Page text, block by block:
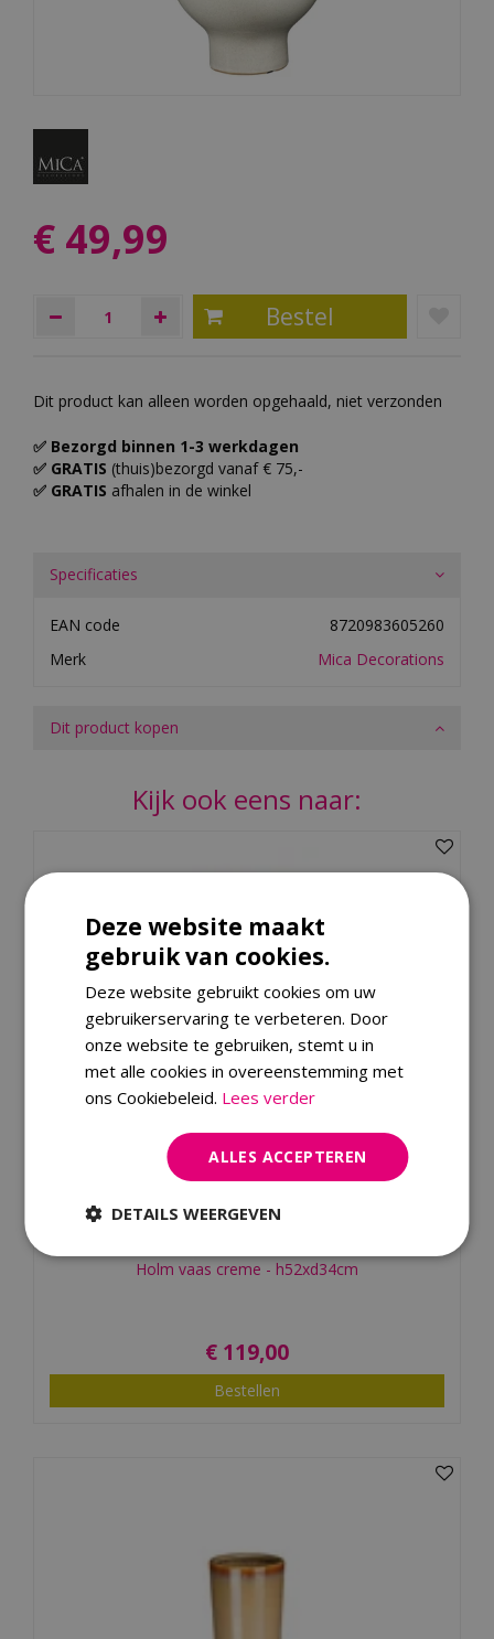
€ 49,99
Dit product kan alleen worden opgehaald, niet verzonden
✅ Bezorgd binnen 1-3 werkdagen
✅ GRATIS (thuis)bezorgd vanaf € 75,-
✅ GRATIS afhalen in de winkel
Specificaties
EAN code
8720983605260
Merk
Mica Decorations
Dit product kopen
Kijk ook eens naar:
Holm vaas creme - h52xd34cm
€ 119,00
Bestellen
Deze website maakt
gebruik van cookies.
Deze website gebruikt cookies om uw
gebruikerservaring te verbeteren. Door
onze website te gebruiken, stemt u in
met alle cookies in overeenstemming met
ons Cookiebeleid. Lees verder
ALLES ACCEPTEREN
DETAILS WEERGEVEN